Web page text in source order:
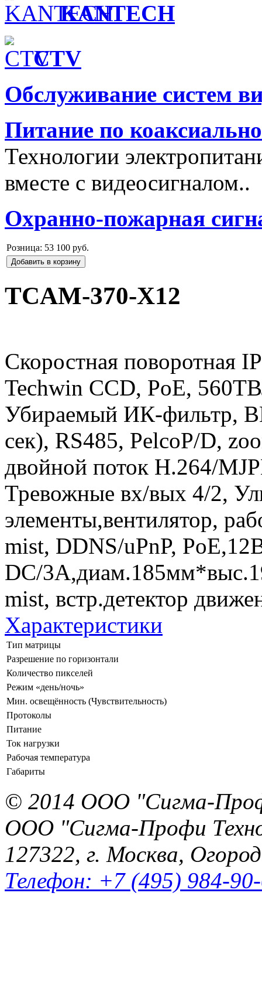
KANTECH
CTV
Обслуживание систем
Питание по
Технологии
вместе с видеосигналом..
Охранно-пожарная
Розница: 53 100 руб.
Добавить в корзину
TCAM-370-X12
Скоростная поворотная
Techwin CCD, PoE,
Убираемый ИК-фильтр,
сек), RS485, PelcoP/D,
двойной поток H.264/
Тревожные вх/вых 4/2,
элементы,вентилятор,
mist, DDNS/uPnP,
DC/
mist, встр.детектор
Характеристики
Тип матрицы
Разрешение по горизонтали
Количество пикселей
Режим «день/ночь»
Мин. освещённость (Чувствительность)
Протоколы
Питание
Ток нагрузки
Рабочая температура
Габариты
© 2014 ООО "Сигма-
ООО "Сигма-Профи
127322, г. Москва,
Телефон: +7 (495) 984-